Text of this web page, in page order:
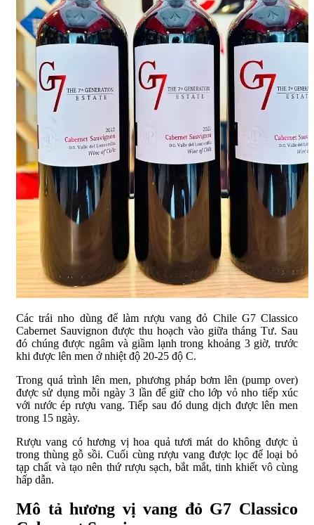
Các trái nho dùng để làm rượu vang đỏ Chile G7 Classico
Cabernet Sauvignon được thu hoạch vào giữa tháng Tư. Sau
đó chúng được ngâm và giầm lạnh trong khoảng 3 giờ, trước
khi được lên men ở nhiệt độ 20-25 độ C.
Trong quá trình lên men, phương pháp bơm lên (pump over)
được sử dụng mỗi ngày 3 lần để giữ cho lớp vỏ nho tiếp xúc
với nước ép rượu vang. Tiếp sau đó dung dịch được lên men
trong 15 ngày.
Rượu vang có hương vị hoa quả tươi mát do không được ủ
trong thùng gỗ sồi. Cuối cùng rượu vang được lọc để loại bỏ
tạp chất và tạo nên thứ rượu sạch, bắt mắt, tinh khiết vô cùng
hấp dẫn.
Mô tả hương vị vang đỏ G7 Classico